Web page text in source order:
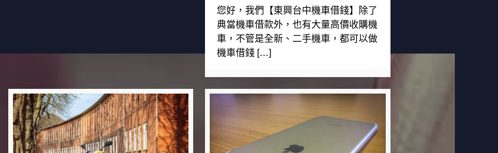
您好，我們【東興台中機車借錢】除了
典當機車借款外，也有大量高價收購機
車，不管是全新、二手機車，都可以做
機車借錢 […]